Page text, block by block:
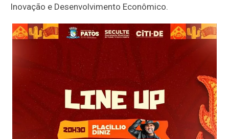
Inovação e Desenvolvimento Econômico.